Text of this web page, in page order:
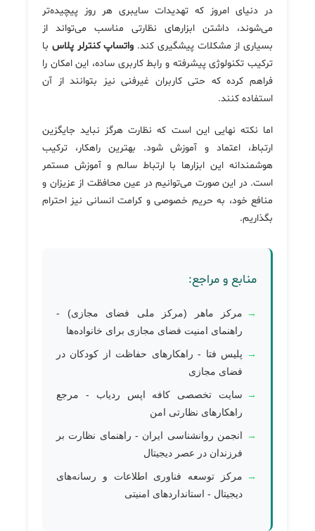
در دنیای امروز که تهدیدات سایبری هر روز پیچیده‌تر
می‌شوند، داشتن ابزارهای نظارتی مناسب می‌تواند از
بسیاری از مشکلات پیشگیری کند. واتساپ کنترلر پلاس با
ترکیب تکنولوژی پیشرفته و رابط کاربری ساده، این امکان را
فراهم کرده که حتی کاربران غیرفنی نیز بتوانند از آن
استفاده کنند.
اما نکته نهایی این است که نظارت هرگز نباید جایگزین
ارتباط، اعتماد و آموزش شود. بهترین راهکار، ترکیب
هوشمندانه این ابزارها با ارتباط سالم و آموزش مستمر
است. در این صورت می‌توانیم در عین محافظت از عزیزان و
منافع خود، به حریم خصوصی و کرامت انسانی نیز احترام
بگذاریم.
منابع و مراجع:
مرکز ماهر (مرکز ملی فضای مجازی) -
راهنمای امنیت فضای مجازی برای خانواده‌ها
پلیس فتا - راهکارهای حفاظت از کودکان در
فضای مجازی
سایت تخصصی کافه اپس ردیاب - مرجع
راهکارهای نظارتی امن
انجمن روانشناسی ایران - راهنمای نظارت بر
فرزندان در عصر دیجیتال
مرکز توسعه فناوری اطلاعات و رسانه‌های
دیجیتال - استانداردهای امنیتی